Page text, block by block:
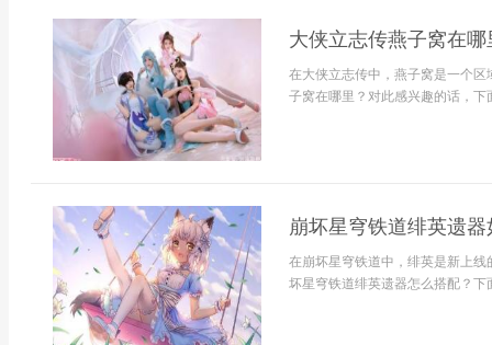
大侠立志传燕子窝在哪
在大侠立志传中，燕子窝是一个
子窝在哪里？对此感兴趣的话，
崩坏星穹铁道绯英遗
在崩坏星穹铁道中，绯英是新上
坏星穹铁道绯英遗器怎么搭配？